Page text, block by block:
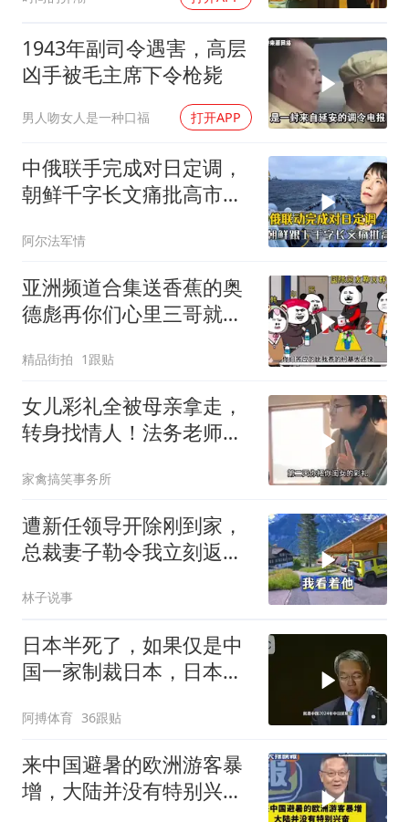
1943年副司令遇害，高层
凶手被毛主席下令枪毙
男人吻女人是一种口福 打开APP
中俄联手完成对日定调，
朝鲜千字长文痛批高市，
阿尔法军情
亚洲频道合集送香蕉的奥
德彪再你们心里三哥就是
精品街拍 1跟贴
女儿彩礼全被母亲拿走，
转身找情人！法务老师硬
家禽搞笑事务所
遭新任领导开除刚到家，
总裁妻子勒令我立刻返
林子说事
日本半死了，如果仅是中
国一家制裁日本，日本可
阿搏体育 36跟贴
来中国避暑的欧洲游客暴
增，大陆并没有特别兴